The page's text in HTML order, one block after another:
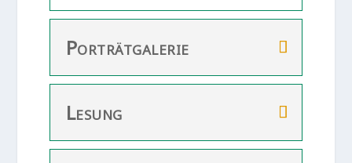
Porträtgalerie
Lesung